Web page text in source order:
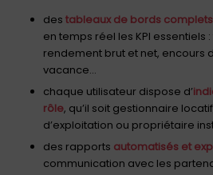
des tableaux de bords complets
en temps réel les KPI essentiels
rendement brut et net, encours
vacance…
chaque utilisateur dispose d’
rôle, qu’il soit gestionnaire
d’exploitation ou propriétaire
des rapports automatisés et
communication avec les